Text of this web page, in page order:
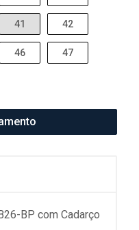
41 42
46 47
BP com Cadarço